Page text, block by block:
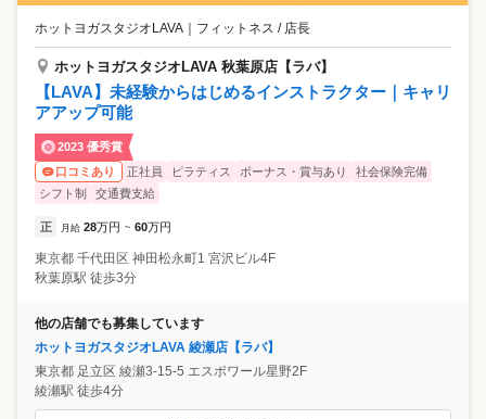
ホットヨガスタジオLAVA フィットネス / 店長
ホットヨガスタジオLAVA 秋葉原店【ラバ】
【LAVA】未経験からはじめるインストラクター｜キャリ
アアップ可能
2023 優秀賞
口コミあり
正社員 ピラティス ボーナス・賞与あり
社会保険完備
シフト制
交通費支給
正 月給 28万円 ~ 60万円
東京都 千代田区 神田松永町1 宮沢ビル4F
秋葉原駅 徒歩3分
他の店舗でも募集しています
ホットヨガスタジオLAVA 綾瀬店【ラバ】
東京都 足立区 綾瀬3-15-5 エスポワール星野2F
綾瀬駅 徒歩4分